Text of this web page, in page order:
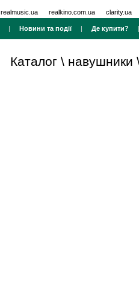
realmusic.ua realkino.com.ua clarity.ua
| Новини та події| Де купити?
Каталог \ навушники